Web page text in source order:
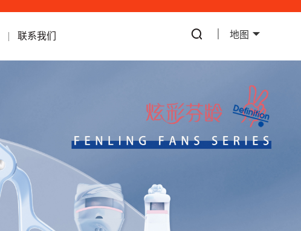
联系我们 地图